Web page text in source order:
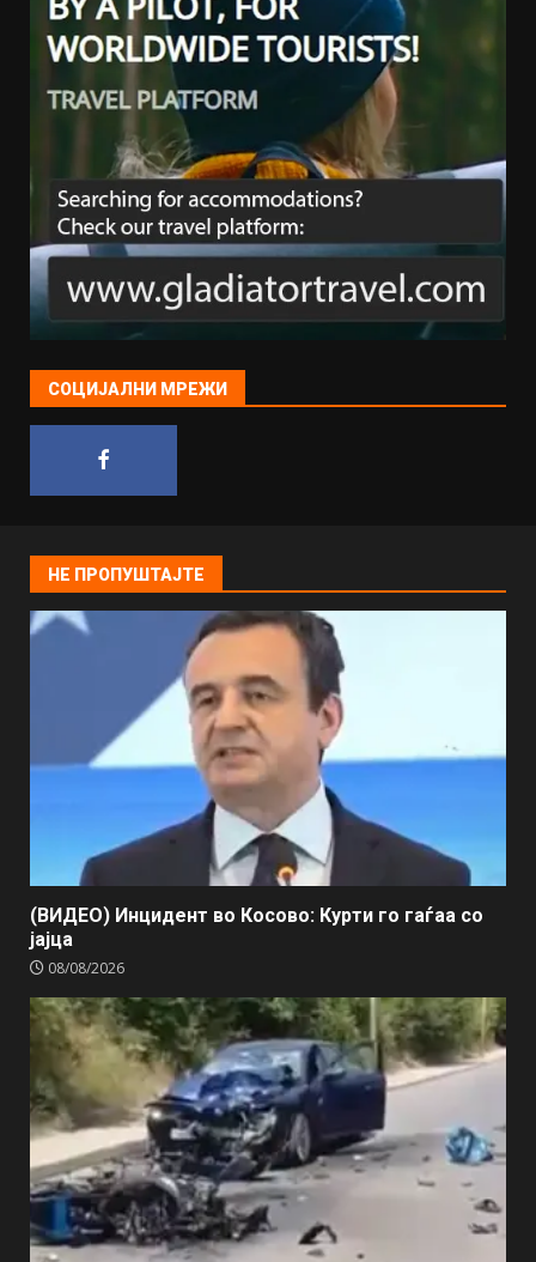
СОЦИЈАЛНИ МРЕЖИ
НЕ ПРОПУШТАЈТЕ
(ВИДЕО) Инцидент во Косово: Курти го гаѓаа со
јајца
08/08/2026